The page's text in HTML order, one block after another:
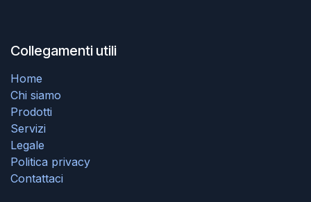
Collegamenti utili
Home
Chi siamo
Prodotti
Servizi
Legale
Politica privacy
Contattaci